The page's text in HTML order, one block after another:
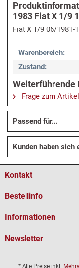
1983 Fiat X 1/9
Fiat X 1/9 06/1981-
Warenbereich:
Zustand:
Weiterführende
Frage zum
Passend für...
Kunden haben sich
Kontakt
Bestellinfo
Informationen
Newsletter
* Alle Preise inkl.